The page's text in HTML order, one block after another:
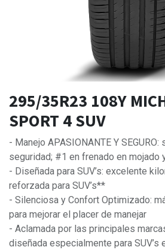
295/35R23 108Y
SPORT 4 SUV
- Manejo APASIONANTE Y
seguridad; #1 en frenado en mojado
- Diseñada para SUV’s: excelente
reforzada para SUV’s**
- Silenciosa y Confort Optimizado:
para mejorar el placer de manejar
- Aclamada por las principales
diseñada especialmente para SUV’s